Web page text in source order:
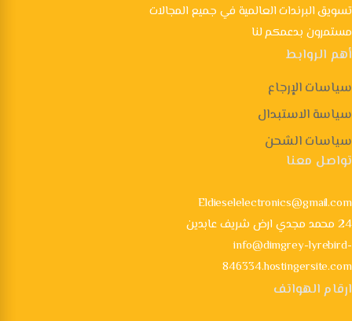
تسويق البرندات العالمية في جميع المجالات
مستمرون بدعمكم لنا
أهم الروابط
سياسات الإرجاع
سياسة الاستبدال
سياسات الشحن
تواصل معنا
Eldieselelectronics@gmail.com
24 محمد مجدي ارض شريف عابدين
info@dimgrey-lyrebird-
846334.hostingersite.com
ارقام الهواتف